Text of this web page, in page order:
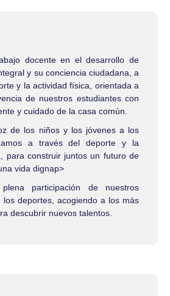
docente en el desarrollo de
y su conciencia ciudadana, a
y la actividad física, orientada a
de nuestros estudiantes con
y cuidado de la casa común.
de los niños y los jóvenes a los
a través del deporte y la
para construir juntos un futuro de
vida dignap>
participación de nuestros
los deportes, acogiendo a los más
descubrir nuevos talentos.